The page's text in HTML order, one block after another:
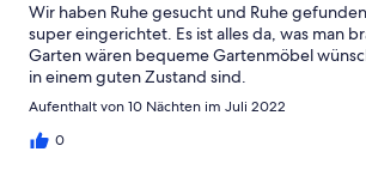
Wir haben Ruhe gesucht und Ruhe
super eingerichtet. Es ist alles da, was man
Garten wären bequeme Gartenmöbel
in einem guten Zustand sind.
Aufenthalt von 10 Nächten im Juli 2022
0